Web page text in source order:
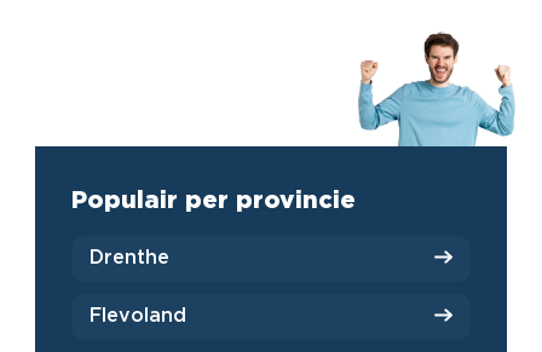
Populair per provincie
Drenthe
Flevoland